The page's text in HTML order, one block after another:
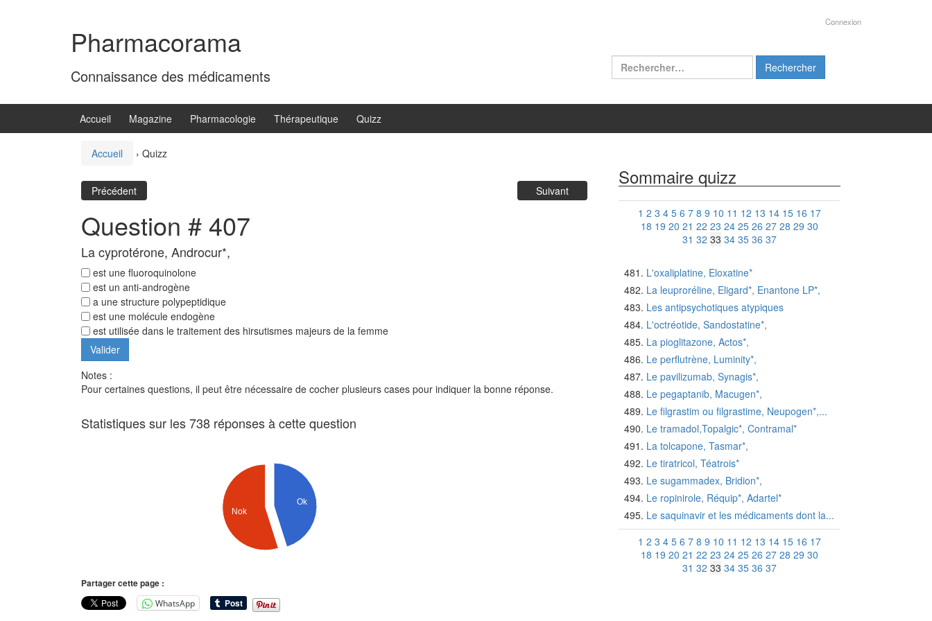
Pharmacorama
Connaissance des médicaments
Connexion
Rechercher :
Accueil Magazine Pharmacologie Thérapeutique Quizz
Accueil › Quizz
Précédent Suivant
Question # 407
La cyprotérone, Androcur*,
est une fluoroquinolone
est un anti-androgène
a une structure polypeptidique
est une molécule endogène
est utilisée dans le traitement des hirsutismes majeurs de la femme
Notes :
Pour certaines questions, il peut être nécessaire de cocher plusieurs cases pour indiquer la bonne réponse.
Statistiques sur les 738 réponses à cette question
Ok
Nok
Partager cette page :
WhatsApp
Sommaire quizz
1 2 3 4 5 6 7 8 9 10 11 12 13 14 15 16 17
18 19 20 21 22 23 24 25 26 27 28 29 30
31 32 33 34 35 36 37
L'oxaliplatine, Eloxatine*
La leuproréline, Eligard*, Enantone LP*,
Les antipsychotiques atypiques
L'octréotide, Sandostatine*,
La pioglitazone, Actos*,
Le perflutrène, Luminity*,
Le pavilizumab, Synagis*,
Le pegaptanib, Macugen*,
Le filgrastim ou filgrastime, Neupogen*,...
Le tramadol,Topalgic*, Contramal*
La tolcapone, Tasmar*,
Le tiratricol, Téatrois*
Le sugammadex, Bridion*,
Le ropinirole, Réquip*, Adartel*
Le saquinavir et les médicaments dont la...
1 2 3 4 5 6 7 8 9 10 11 12 13 14 15 16 17
18 19 20 21 22 23 24 25 26 27 28 29 30
31 32 33 34 35 36 37